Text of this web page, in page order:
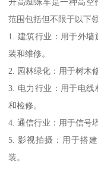
升高蜘蛛车是一种高空
范围包括但不限于以下
1. 建筑行业：用于外
装和维修。
2. 园林绿化：用于树木
3. 电力行业：用于电
和检修。
4. 通信行业：用于信号
5. 影视拍摄：用于搭
装。